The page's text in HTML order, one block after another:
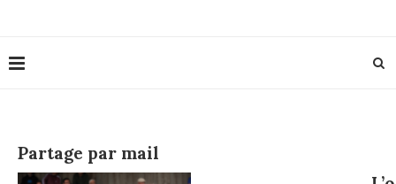
Partage par mail